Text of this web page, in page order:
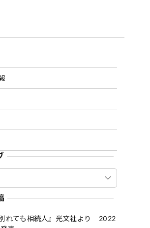
別れても相続人』光文社より 2022